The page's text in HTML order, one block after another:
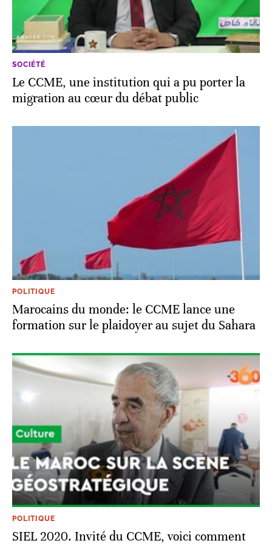
SOCIÉTÉ
Le CCME, une institution qui a pu porter la
migration au cœur du débat public
POLITIQUE
Marocains du monde: le CCME lance une
formation sur le plaidoyer au sujet du Sahara
POLITIQUE
SIEL 2020. Invité du CCME, voici comment